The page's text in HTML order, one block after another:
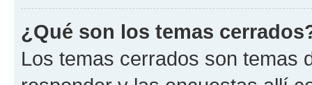
¿Qué son los temas
Los temas cerrados son temas